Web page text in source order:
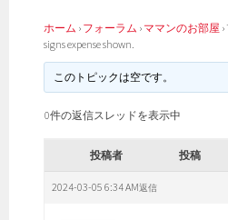
ホーム › フォーラム › ママンのお部屋 ›
signs expense shown.
このトピックは空です。
0件の返信スレッドを表示中
投稿者 投稿
2024-03-05 6:34 AM返信